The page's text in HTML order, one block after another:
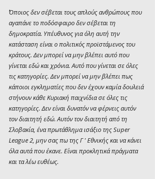
Όποιος δεν σέβεται τους απλούς ανθρώπους που
αγαπάνε το ποδόσφαιρο δεν σέβεται τη
δημοκρατία. Υπέυθυνος για όλη αυτή την
κατάσταση είναι ο πολιτικός προϊστάμενος του
κράτους. Δεν μπορεί να μην βλέπει αυτό που
γίνεται εδώ και χρόνια. Αυτό που γίνεται σε όλες
τις κατηγορίες. Δεν μπορεί να μην βλέπει πως
κάποιοι εγκληματίες που δεν έχουν καμία δουλειά
στήνουν κάθε Κυριακή παιχνίδια σε όλες τις
κατηγορίες. Δεν είναι δυνατόν να φέρνεις αυτόν
τον διαιτητή εδώ. Αυτόν τον διαιτητή από τη
Σλοβακία, ένα πρωτάθλημα ισάξιο της Super
League 2, μην σας πω της Γ ' Εθνικής και να κάνει
όλα αυτά που έκανε. Είναι προκλητικά πράγματα
και τα λέω ευθέως.